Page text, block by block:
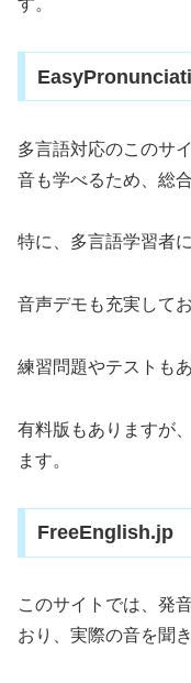
す。
多言語対応のこのサ
音も学べるため、総
特に、多言語学習者
音声デモも充実して
練習問題やテストも
有料版もありますが
ます。
FreeEnglish.jp
このサイトでは、発
おり、実際の音を聞